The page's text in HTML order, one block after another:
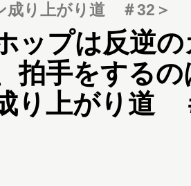
成り上がり道 ＃32＞
ップは反逆
拍手をする
り上がり道